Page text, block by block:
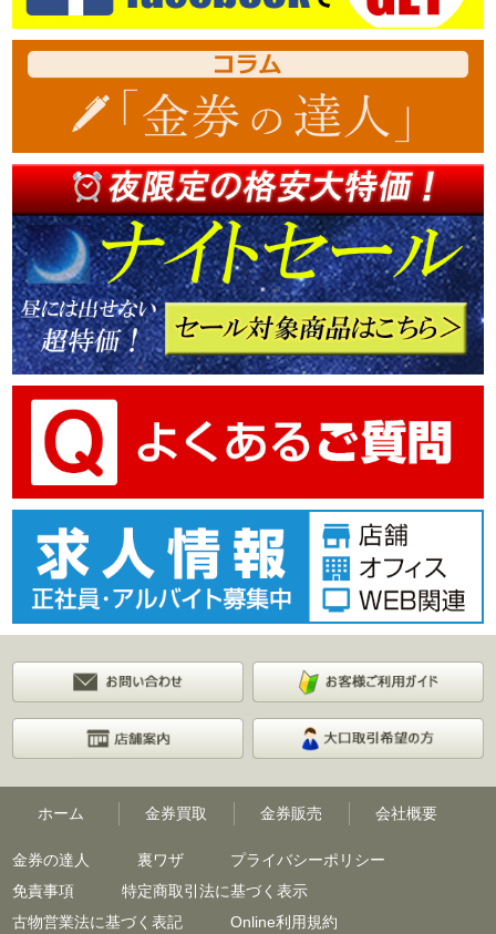
ホーム 金券買取 金券販売 会社概要
金券の達人 裏ワザ
プライバシーポリシー
免責事項
特定商取引法に基づく表示
古物営業法に基づく表記
Online利用規約